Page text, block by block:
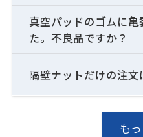
真空パッドのゴムに
た。不良品ですか？
隔壁ナットだけの注文
も